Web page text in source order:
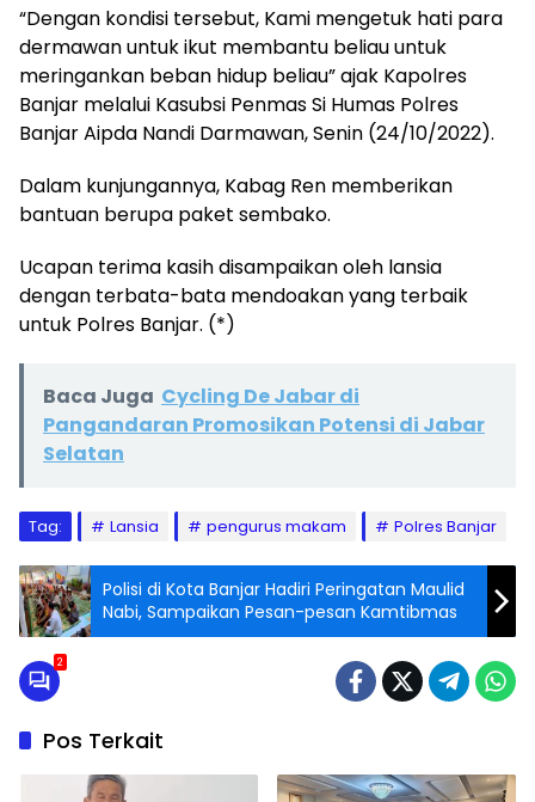
“Dengan kondisi tersebut, Kami mengetuk hati para
dermawan untuk ikut membantu beliau untuk
meringankan beban hidup beliau” ajak Kapolres
Banjar melalui Kasubsi Penmas Si Humas Polres
Banjar Aipda Nandi Darmawan, Senin (24/10/2022).
Dalam kunjungannya, Kabag Ren memberikan
bantuan berupa paket sembako.
Ucapan terima kasih disampaikan oleh lansia
dengan terbata-bata mendoakan yang terbaik
untuk Polres Banjar. (*)
Baca Juga Cycling De Jabar di
Pangandaran Promosikan Potensi di Jabar
Selatan
Tag: Lansia pengurus makam Polres Banjar
Polisi di Kota Banjar Hadiri Peringatan Maulid
Nabi, Sampaikan Pesan-pesan Kamtibmas
2
Pos Terkait